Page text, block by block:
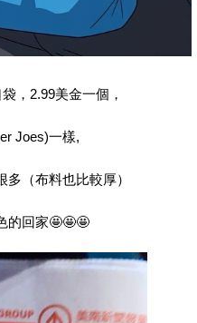
，2.99美金一個，
Joes)一樣,
（布料也比較厚）
的回家🤩🤩🤩